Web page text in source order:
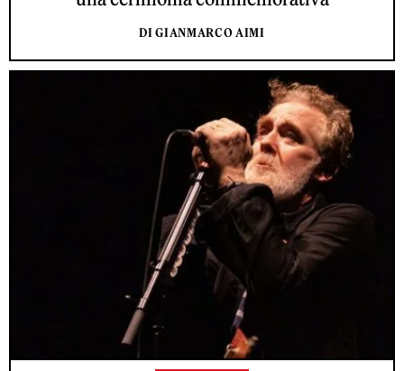
DI GIANMARCO AIMI